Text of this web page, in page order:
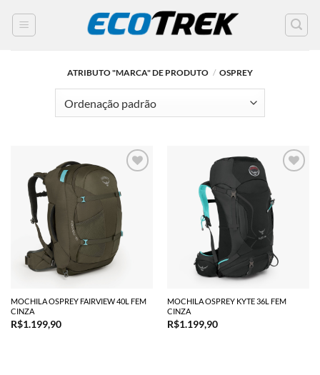
CONTENT
ATRIBUTO "MARCA" DE PRODUTO / OSPREY
MOCHILA OSPREY FAIRVIEW 40L FEM
CINZA
R$1.199,90
MOCHILA OSPREY KYTE 36L FEM
CINZA
R$1.199,90